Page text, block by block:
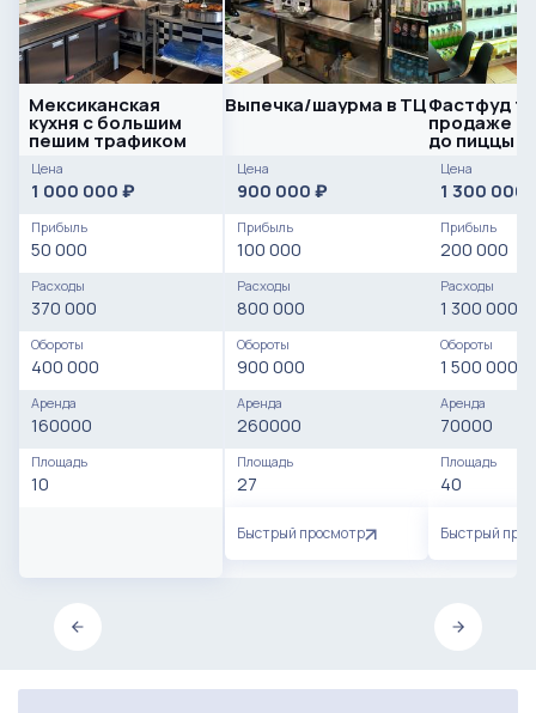
Мексиканская
кухня с большим
пешим трафиком
Цена
1 000 000 ₽
Прибыль
50 000
Расходы
370 000
Обороты
400 000
Аренда
160000
Площадь
10
Выпечка/шаурма в ТЦ
Цена
900 000 ₽
Прибыль
100 000
Расходы
800 000
Обороты
900 000
Аренда
260000
Площадь
27
Быстрый просмотр
Фастфуд
продаже
до пиццы
Цена
1 300 000
Прибыль
200 000
Расходы
1 300 000
Обороты
1 500 000
Аренда
70000
Площадь
40
Быстрый